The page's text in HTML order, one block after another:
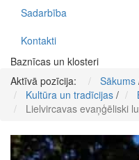
Sadarbība
Kontakti
Baznīcas un klosteri
Aktīvā pozīcija:
Sākums
Kultūra un tradīcijas /
Lielvircavas evaņģēliski